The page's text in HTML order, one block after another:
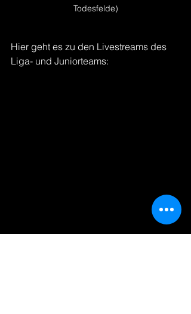
Todesfelde)
Hier geht es zu den Livestreams des
Liga- und Juniorteams: